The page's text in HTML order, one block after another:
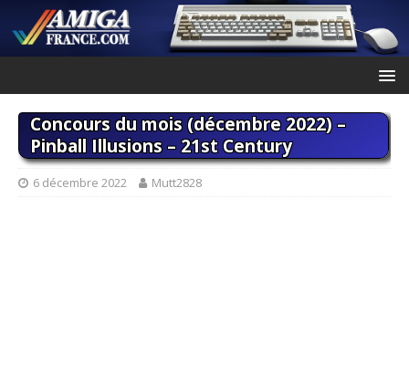
Concours du mois (décembre 2022) –
Pinball Illusions – 21st Century
6 décembre 2022 Mutt2828